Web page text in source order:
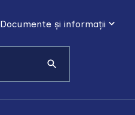
Documente și informații